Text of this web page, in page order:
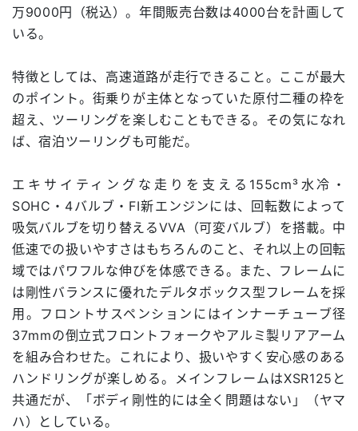
万9000円（税込）。年間販売台数は4000台を計画して
いる。
特徴としては、高速道路が走行できること。ここが最大
のポイント。街乗りが主体となっていた原付二種の枠を
超え、ツーリングを楽しむこともできる。その気になれ
ば、宿泊ツーリングも可能だ。
エキサイティングな走りを支える155cm³水冷・
SOHC・4バルブ・FI新エンジンには、回転数によって
吸気バルブを切り替えるVVA（可変バルブ）を搭載。中
低速での扱いやすさはもちろんのこと、それ以上の回転
域ではパワフルな伸びを体感できる。また、フレームに
は剛性バランスに優れたデルタボックス型フレームを採
用。フロントサスペンションにはインナーチューブ径
37mmの倒立式フロントフォークやアルミ製リアアーム
を組み合わせた。これにより、扱いやすく安心感のある
ハンドリングが楽しめる。メインフレームはXSR125と
共通だが、「ボディ剛性的には全く問題はない」（ヤマ
ハ）としている。